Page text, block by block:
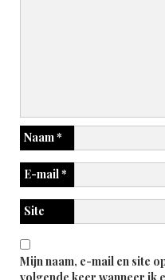
Naam*
E-mail*
Site
Mijn naam, e-mail en site